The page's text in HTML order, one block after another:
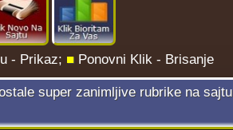
- Prikaz; ■ Ponovni Klik - Brisanje
super zanimljive rubrike na sajtu